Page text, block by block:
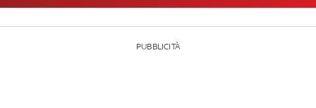
PUBBLICITÀ